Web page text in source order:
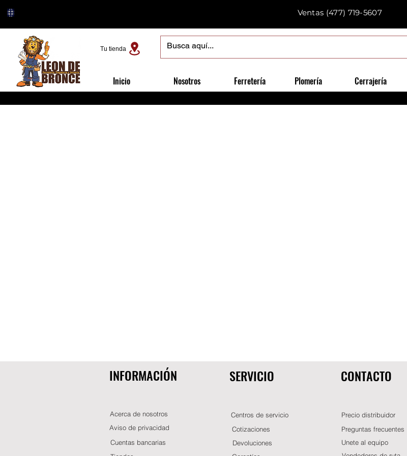
Ventas (477) 719-5607
Tu tienda
Inicio Nosotros Ferretería Plomería Cerrajería
INFORMACIÓN
Acerca de nosotros
Aviso de privacidad
Cuentas bancarias
SERVICIO
Centros de servicio
Cotizaciones
Devoluciones
CONTACTO
Precio distribuidor
Preguntas frecuentes
Unete al equipo